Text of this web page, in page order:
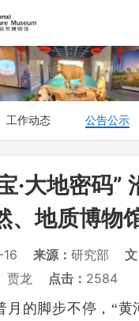
工作动态 公告公示
·大地密码”
、地质博物
16 来源： 研究部 文
贾龙
点击： 2584
月的脚步不停， “黄